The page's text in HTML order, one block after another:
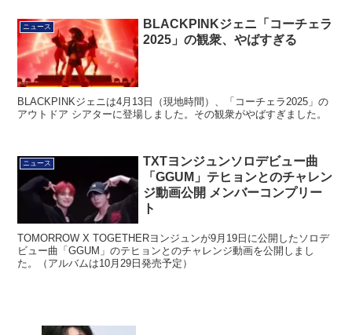
ニュース
BLACKPINKジェニ「コーチェラ
2025」の観衆、やばすぎる
BLACKPINKジェニは4月13日（現地時間）、「コーチェラ2025」の
アウトドア シアターに登場しました。その観衆がやばすぎました。
ニュース
TXTヨンジュンソロデビュー曲
「GGUM」テヒョンとのチャレン
ジ動画公開 メンバーコンプリー
ト
TOMORROW X TOGETHERヨンジュンが9月19日に公開したソロデ
ビュー曲「GGUM」のテヒョンとのチャレンジ動画を公開しまし
た。（アルバムは10月29日発売予定）